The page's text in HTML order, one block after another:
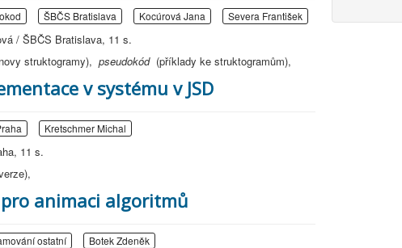
ŠBČS Bratislava Kocúrová Jana Severa František
/ ŠBČS Bratislava, 11 s.
struktogramy), pseudokód (příklady ke struktogramům),
v systému v JSD
Kretschmer Michal
11 s.
animaci algoritmů
ostatní Botek Zdeněk